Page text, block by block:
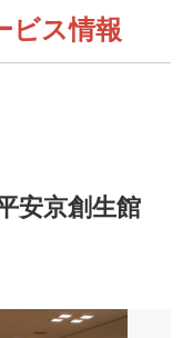
ビス情報
安京創生館